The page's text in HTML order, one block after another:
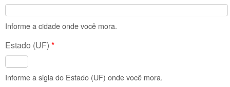
Informe a cidade onde você mora.
Estado (UF) *
Informe a sigla do Estado (UF) onde você mora.